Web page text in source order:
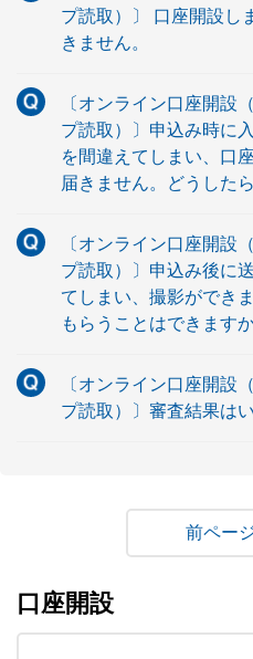
プ読取）〕 口座開設し
きません。
〔オンライン口座開設
プ読取）〕申込み時に
を間違えてしまい、口
届きません。どうした
〔オンライン口座開設
プ読取）〕申込み後に
てしまい、撮影ができ
もらうことはできます
〔オンライン口座開設
プ読取）〕審査結果は
口座開設